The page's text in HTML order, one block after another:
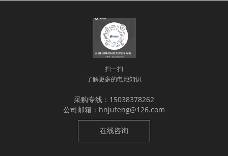
扫一扫
了解更多的电池知识
采购专线：15038378262
公司邮箱：hnjufeng@126.com
在线咨询